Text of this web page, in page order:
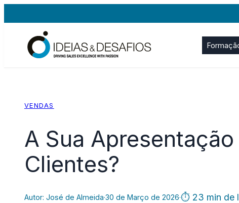
para
conteúdo
VENDAS
A Sua
Clientes?
Autor: José de Almeida·30 de Março de 2026·⏱ 23 min de